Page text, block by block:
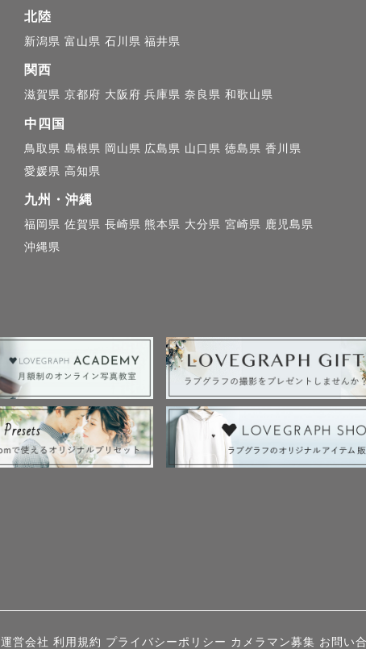
北陸
新潟県 富山県 石川県 福井県
関西
滋賀県 京都府 大阪府 兵庫県 奈良県 和歌山県
中四国
鳥取県 島根県 岡山県 広島県 山口県 徳島県 香川県
愛媛県 高知県
九州・沖縄
福岡県 佐賀県 長崎県 熊本県 大分県 宮崎県 鹿児島県
沖縄県
運営会社 利用規約 プライバシーポリシー カメラマン募集 お問い